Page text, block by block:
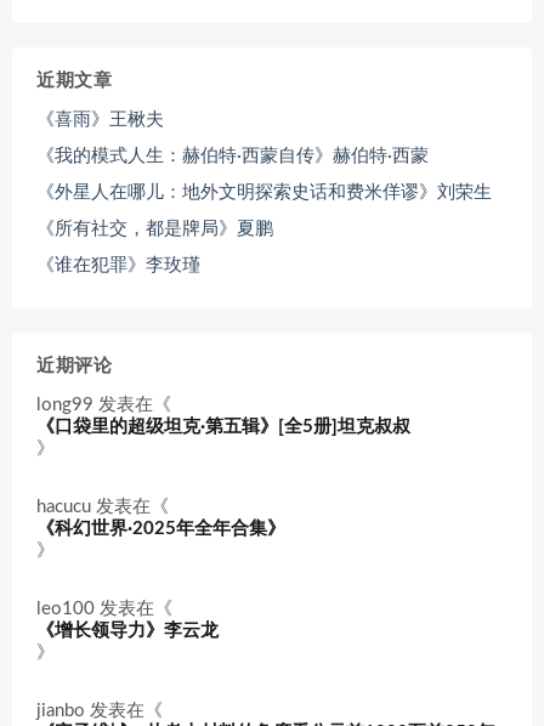
近期文章
《喜雨》王楸夫
《我的模式人生：赫伯特·西蒙自传》赫伯特·西蒙
《外星人在哪儿：地外文明探索史话和费米佯谬》刘荣生
《所有社交，都是牌局》夏鹏
《谁在犯罪》李玫瑾
近期评论
long99 发表在《
《口袋里的超级坦克·第五辑》[全5册]坦克叔叔
》
hacucu 发表在《
《科幻世界·2025年全年合集》
》
leo100 发表在《
《增长领导力》李云龙
》
jianbo 发表在《